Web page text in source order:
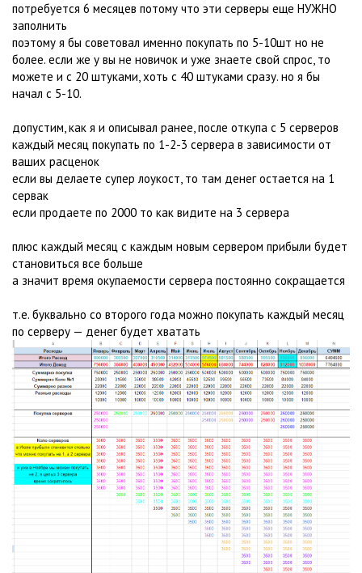
потребуется 6 месяцев потому что эти серверы еще НУЖНО
заполнить
поэтому я бы советовал именно покупать по 5-10шт но не
более. если же у вы не новичок и уже знаете свой спрос, то
можете и с 20 штуками, хоть с 40 штуками сразу. но я бы
начал с 5-10.
допустим, как я и описывал ранее, после откупа с 5 серверов
каждый месяц покупать по 1-2-3 сервера в зависимости от
ваших расценок
если вы делаете супер лоукост, то там денег остается на 1
сервак
если продаете по 2000 то как видите на 3 сервера
плюс каждый месяц с каждым новым сервером прибыли будет
становиться все больше
а значит время окупаемости сервера постоянно сокращается
т.е. буквально со второго года можно покупать каждый месяц
по серверу — денег будет хватать